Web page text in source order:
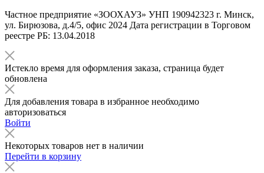
Частное предприятие «ЗООХАУЗ» УНП 190942323 г. Минск,
ул. Бирюзова, д.4/5, офис 2024 Дата регистрации в Торговом
реестре РБ: 13.04.2018
Истекло время для оформления заказа, страница будет
обновлена
Для добавления товара в избранное необходимо
авторизоваться
Войти
Некоторых товаров нет в наличии
Перейти в корзину